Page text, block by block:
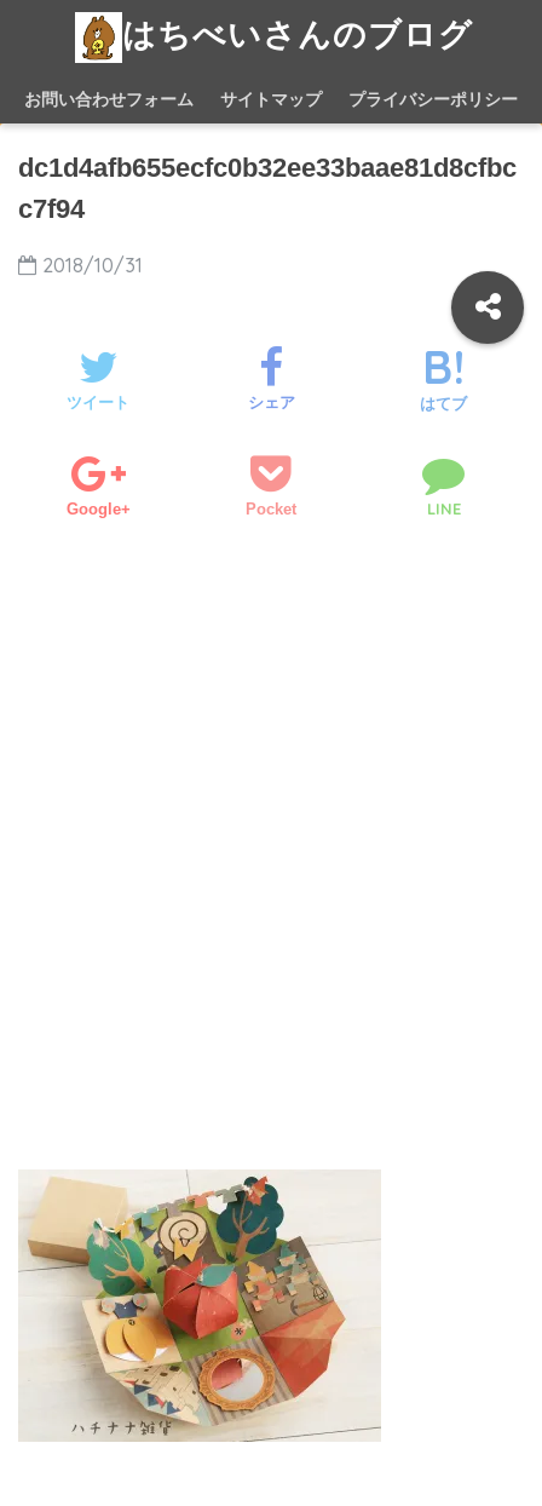
はちべいさんのブログ
お問い合わせフォーム サイトマップ プライバシーポリシー
dc1d4afb655ecfc0b32ee33baae81d8cfbc
c7f94
2018/10/31
ツイート シェア はてブ
Google+ Pocket LINE